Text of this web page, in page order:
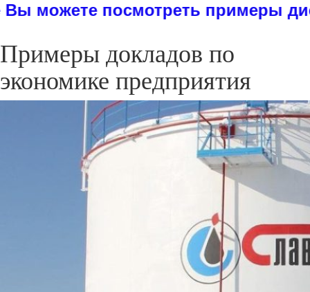
примеры диссертаций,
Примеры докладов по
экономике предприятия